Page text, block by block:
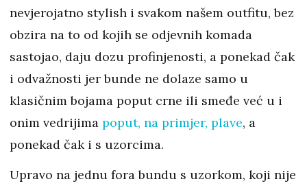
nevjerojatno stylish i svakom našem outfitu, bez
obzira na to od kojih se odjevnih komada
sastojao, daju dozu profinjenosti, a ponekad čak
i odvažnosti jer bunde ne dolaze samo u
klasičnim bojama poput crne ili smeđe već u i
onim vedrijima poput, na primjer, plave, a
ponekad čak i s uzorcima.
Upravo na jednu fora bundu s uzorkom, koji nije